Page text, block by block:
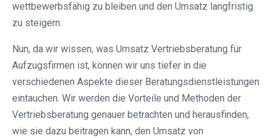
wettbewerbsfähig zu bleiben und den Umsatz langfristig
zu steigern.
Nun, da wir wissen, was Umsatz Vertriebsberatung für
Aufzugsfirmen ist, können wir uns tiefer in die
verschiedenen Aspekte dieser Beratungsdienstleistungen
eintauchen. Wir werden die Vorteile und Methoden der
Vertriebsberatung genauer betrachten und herausfinden,
wie sie dazu beitragen kann, den Umsatz von